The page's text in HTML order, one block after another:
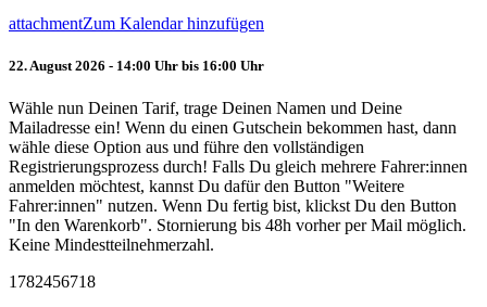
attachmentZum Kalendar hinzufügen
22. August 2026 - 14:00 Uhr bis 16:00 Uhr
Wähle nun Deinen Tarif, trage Deinen Namen und Deine
Mailadresse ein! Wenn du einen Gutschein bekommen hast, dann
wähle diese Option aus und führe den vollständigen
Registrierungsprozess durch! Falls Du gleich mehrere Fahrer:innen
anmelden möchtest, kannst Du dafür den Button "Weitere
Fahrer:innen" nutzen. Wenn Du fertig bist, klickst Du den Button
"In den Warenkorb". Stornierung bis 48h vorher per Mail möglich.
Keine Mindestteilnehmerzahl.
1782456718